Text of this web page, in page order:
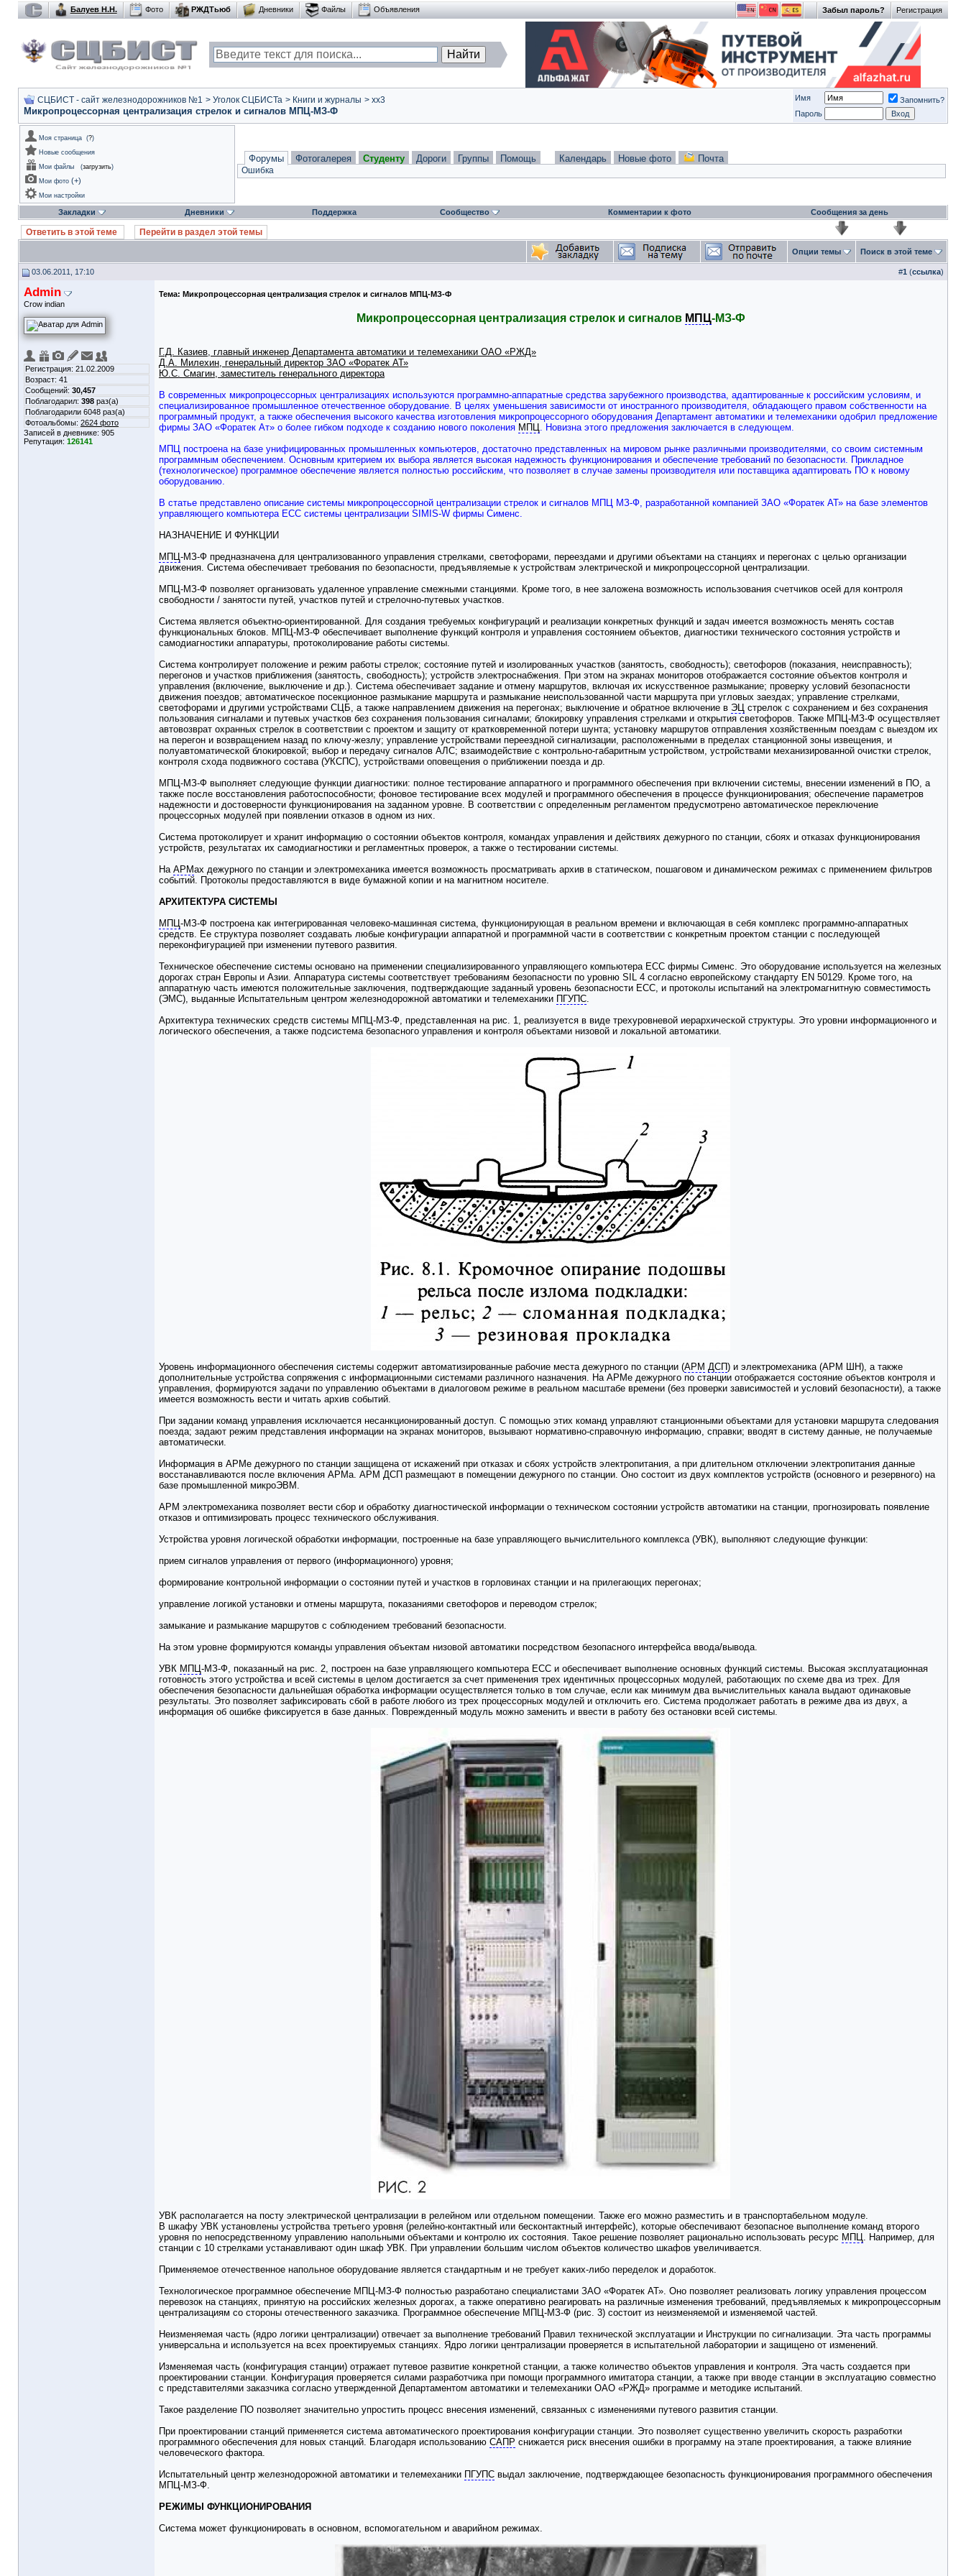
Регистрация
Забыл пароль?
Балуев Н.Н. Фото РЖДТьюб Дневники Файлы Объявления
СЦБИСТ - сайт железнодорожников №1 > Уголок СЦБИСТа > Книги и журналы > xx3
Микропроцессорная централизация стрелок и сигналов МПЦ-МЗ-Ф
Имя
Запомнить?
Пароль
Моя страница (?)
Новые сообщения
Мои файлы
(загрузить)
Мои фото (+)
Мои настройки
Форумы Фотогалерея Студенту Дороги Группы Помощь Календарь Новые фото Почта
Ошибка
Закладки Дневники Поддержка Сообщество Комментарии к фото Сообщения за день
Ответить в этой теме Перейти в раздел этой темы
Опции темы Поиск в этой теме
03.06.2011, 17:10 #1 (ссылка)
Admin
Crow indian
Регистрация: 21.02.2009
Возраст: 41
Сообщений: 30,457
Поблагодарил: 398 раз(а)
Поблагодарили 6048 раз(а)
Фотоальбомы: 2624 фото
Записей в дневнике: 905
Репутация: 126141
Тема: Микропроцессорная централизация стрелок и сигналов МПЦ-МЗ-Ф
Микропроцессорная централизация стрелок и сигналов МПЦ-МЗ-Ф
Г.Д. Казиев, главный инженер Департамента автоматики и телемеханики ОАО «РЖД»
Д.А. Милехин, генеральный директор ЗАО «Форатек АТ»
Ю.С. Смагин, заместитель генерального директора
В современных микропроцессорных централизациях используются программно-аппаратные средства зарубежного производства, адаптированные к российским условиям, и
специализированное промышленное отечественное оборудование. В целях уменьшения зависимости от иностранного производителя, обладающего правом собственности на
программный продукт, а также обеспечения высокого качества изготовления микропроцессорного оборудования Департамент автоматики и телемеханики одобрил предложение
фирмы ЗАО «Форатек Ат» о более гибком подходе к созданию нового поколения МПЦ. Новизна этого предложения заключается в следующем.
МПЦ построена на базе унифицированных промышленных компьютеров, достаточно представленных на мировом рынке различными производителями, со своим системным
программным обеспечением. Основным критерием их выбора является высокая надежность функционирования и обеспечение требований по безопасности. Прикладное
(технологическое) программное обеспечение является полностью российским, что позволяет в случае замены производителя или поставщика адаптировать ПО к новому
оборудованию.
В статье представлено описание системы микропроцессорной централизации стрелок и сигналов МПЦ МЗ-Ф, разработанной компанией ЗАО «Форатек АТ» на базе элементов
управляющего компьютера ЕСС системы централизации SIMIS-W фирмы Сименс.
НАЗНАЧЕНИЕ И ФУНКЦИИ
МПЦ-МЗ-Ф предназначена для централизованного управления стрелками, светофорами, переездами и другими объектами на станциях и перегонах с целью организации
движения. Система обеспечивает требования по безопасности, предъявляемые к устройствам электрической и микропроцессорной централизации.
МПЦ-МЗ-Ф позволяет организовать удаленное управление смежными станциями. Кроме того, в нее заложена возможность использования счетчиков осей для контроля
свободности / занятости путей, участков путей и стрелочно-путевых участков.
Система является объектно-ориентированной. Для создания требуемых конфигураций и реализации конкретных функций и задач имеется возможность менять состав
функциональных блоков. МПЦ-МЗ-Ф обеспечивает выполнение функций контроля и управления состоянием объектов, диагностики технического состояния устройств и
самодиагностики аппаратуры, протоколирование работы системы.
Система контролирует положение и режим работы стрелок; состояние путей и изолированных участков (занятость, свободность); светофоров (показания, неисправность);
перегонов и участков приближения (занятость, свободность); устройств электроснабжения. При этом на экранах мониторов отображается состояние объектов контроля и
управления (включение, выключение и др.). Система обеспечивает задание и отмену маршрутов, включая их искусственное размыкание; проверку условий безопасности
движения поездов; автоматическое посекционное размыкание маршрута и размыкание неиспользованной части маршрута при угловых заездах; управление стрелками,
светофорами и другими устройствами СЦБ, а также направлением движения на перегонах; выключение и обратное включение в ЭЦ стрелок с сохранением и без сохранения
пользования сигналами и путевых участков без сохранения пользования сигналами; блокировку управления стрелками и открытия светофоров. Также МПЦ-МЗ-Ф осуществляет
автовозврат охранных стрелок в соответствии с проектом и защиту от кратковременной потери шунта; установку маршрутов отправления хозяйственным поездам с выездом их
на перегон и возвращением назад по ключу-жезлу; управление устройствами переездной сигнализации, расположенными в пределах станционной зоны извещения, и
полуавтоматической блокировкой; выбор и передачу сигналов АЛС; взаимодействие с контрольно-габаритным устройством, устройствами механизированной очистки стрелок,
контроля схода подвижного состава (УКСПС), устройствами оповещения о приближении поезда и др.
МПЦ-МЗ-Ф выполняет следующие функции диагностики: полное тестирование аппаратного и программного обеспечения при включении системы, внесении изменений в ПО, а
также после восстановления работоспособности; фоновое тестирование всех модулей и программного обеспечения в процессе функционирования; обеспечение параметров
надежности и достоверности функционирования на заданном уровне. В соответствии с определенным регламентом предусмотрено автоматическое переключение
процессорных модулей при появлении отказов в одном из них.
Система протоколирует и хранит информацию о состоянии объектов контроля, командах управления и действиях дежурного по станции, сбоях и отказах функционирования
устройств, результатах их самодиагностики и регламентных проверок, а также о тестировании системы.
На АРМах дежурного по станции и электромеханика имеется возможность просматривать архив в статическом, пошаговом и динамическом режимах с применением фильтров
событий. Протоколы предоставляются в виде бумажной копии и на магнитном носителе.
АРХИТЕКТУРА СИСТЕМЫ
МПЦ-МЗ-Ф построена как интегрированная человеко-машинная система, функционирующая в реальном времени и включающая в себя комплекс программно-аппаратных
средств. Ее структура позволяет создавать любые конфигурации аппаратной и программной части в соответствии с конкретным проектом станции с последующей
переконфигурацией при изменении путевого развития.
Техническое обеспечение системы основано на применении специализированного управляющего компьютера ЕСС фирмы Сименс. Это оборудование используется на железных
дорогах стран Европы и Азии. Аппаратура системы соответствует требованиям безопасности по уровню SIL 4 согласно европейскому стандарту EN 50129. Кроме того, на
аппаратную часть имеются положительные заключения, подтверждающие заданный уровень безопасности ЕСС, и протоколы испытаний на электромагнитную совместимость
(ЭМС), выданные Испытательным центром железнодорожной автоматики и телемеханики ПГУПС.
Архитектура технических средств системы МПЦ-МЗ-Ф, представленная на рис. 1, реализуется в виде трехуровневой иерархической структуры. Это уровни информационного и
логического обеспечения, а также подсистема безопасного управления и контроля объектами низовой и локальной автоматики.
Уровень информационного обеспечения системы содержит автоматизированные рабочие места дежурного по станции (АРМ ДСП) и электромеханика (АРМ ШН), а также
дополнительные устройства сопряжения с информационными системами различного назначения. На АРМе дежурного по станции отображается состояние объектов контроля и
управления, формируются задачи по управлению объектами в диалоговом режиме в реальном масштабе времени (без проверки зависимостей и условий безопасности), а также
имеется возможность вести и читать архив событий.
При задании команд управления исключается несанкционированный доступ. С помощью этих команд управляют станционными объектами для установки маршрута следования
поезда; задают режим представления информации на экранах мониторов, вызывают нормативно-справочную информацию, справки; вводят в систему данные, не получаемые
автоматически.
Информация в АРМе дежурного по станции защищена от искажений при отказах и сбоях устройств электропитания, а при длительном отключении электропитания данные
восстанавливаются после включения АРМа. АРМ ДСП размещают в помещении дежурного по станции. Оно состоит из двух комплектов устройств (основного и резервного) на
базе промышленной микроЭВМ.
АРМ электромеханика позволяет вести сбор и обработку диагностической информации о техническом состоянии устройств автоматики на станции, прогнозировать появление
отказов и оптимизировать процесс технического обслуживания.
Устройства уровня логической обработки информации, построенные на базе управляющего вычислительного комплекса (УВК), выполняют следующие функции:
прием сигналов управления от первого (информационного) уровня;
формирование контрольной информации о состоянии путей и участков в горловинах станции и на прилегающих перегонах;
управление логикой установки и отмены маршрута, показаниями светофоров и переводом стрелок;
замыкание и размыкание маршрутов с соблюдением требований безопасности.
На этом уровне формируются команды управления объектам низовой автоматики посредством безопасного интерфейса ввода/вывода.
УВК МПЦ-МЗ-Ф, показанный на рис. 2, построен на базе управляющего компьютера ЕСС и обеспечивает выполнение основных функций системы. Высокая эксплуатационная
готовность этого устройства и всей системы в целом достигается за счет применения трех идентичных процессорных модулей, работающих по схеме два из трех. Для
обеспечения безопасности дальнейшая обработка информации осуществляется только в том случае, если как минимум два вычислительных канала выдают одинаковые
результаты. Это позволяет зафиксировать сбой в работе любого из трех процессорных модулей и отключить его. Система продолжает работать в режиме два из двух, а
информация об ошибке фиксируется в базе данных. Поврежденный модуль можно заменить и ввести в работу без остановки всей системы.
УВК располагается на посту электрической централизации в релейном или отдельном помещении. Также его можно разместить и в транспортабельном модуле.
В шкафу УВК установлены устройства третьего уровня (релейно-контактный или бесконтактный интерфейс), которые обеспечивают безопасное выполнение команд второго
уровня по непосредственному управлению напольными объектами и контролю их состояния. Такое решение позволяет рационально использовать ресурс МПЦ. Например, для
станции с 10 стрелками устанавливают один шкаф УВК. При управлении большим числом объектов количество шкафов увеличивается.
Применяемое отечественное напольное оборудование является стандартным и не требует каких-либо переделок и доработок.
Технологическое программное обеспечение МПЦ-МЗ-Ф полностью разработано специалистами ЗАО «Форатек АТ». Оно позволяет реализовать логику управления процессом
перевозок на станциях, принятую на российских железных дорогах, а также оперативно реагировать на различные изменения требований, предъявляемых к микропроцессорным
централизациям со стороны отечественного заказчика. Программное обеспечение МПЦ-МЗ-Ф (рис. 3) состоит из неизменяемой и изменяемой частей.
Неизменяемая часть (ядро логики централизации) отвечает за выполнение требований Правил технической эксплуатации и Инструкции по сигнализации. Эта часть программы
универсальна и используется на всех проектируемых станциях. Ядро логики централизации проверяется в испытательной лаборатории и защищено от изменений.
Изменяемая часть (конфигурация станции) отражает путевое развитие конкретной станции, а также количество объектов управления и контроля. Эта часть создается при
проектировании станции. Конфигурация проверяется силами разработчика при помощи программного имитатора станции, а также при вводе станции в эксплуатацию совместно
с представителями заказчика согласно утвержденной Департаментом автоматики и телемеханики ОАО «РЖД» программе и методике испытаний.
Такое разделение ПО позволяет значительно упростить процесс внесения изменений, связанных с изменениями путевого развития станции.
При проектировании станций применяется система автоматического проектирования конфигурации станции. Это позволяет существенно увеличить скорость разработки
программного обеспечения для новых станций. Благодаря использованию САПР снижается риск внесения ошибки в программу на этапе проектирования, а также влияние
человеческого фактора.
Испытательный центр железнодорожной автоматики и телемеханики ПГУПС выдал заключение, подтверждающее безопасность функционирования программного обеспечения
МПЦ-МЗ-Ф.
РЕЖИМЫ ФУНКЦИОНИРОВАНИЯ
Система может функционировать в основном, вспомогательном и аварийном режимах.